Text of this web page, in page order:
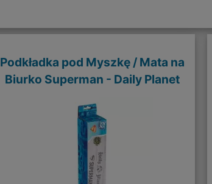
Podkładka pod Myszkę / Mata na
Biurko Superman - Daily Planet